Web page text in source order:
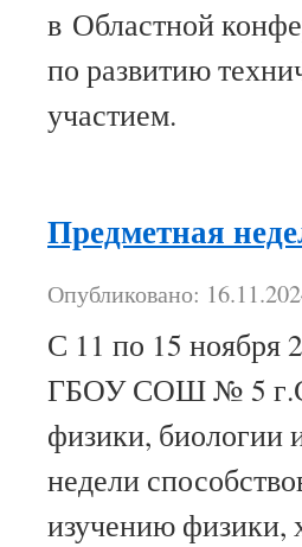
в Областной
по развитию
участием.
Предметная
Опубликовано:
С 11 по 15 ноября
ГБОУ СОШ № 5
физики, биологии
недели
изучению физики,